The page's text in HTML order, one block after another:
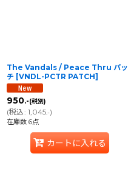
The Vandals / Peace Thru パッ
チ [VNDL-PCTR PATCH]
950.-(税別)
(税込: 1,045.-)
在庫数 6点
カートに入れる